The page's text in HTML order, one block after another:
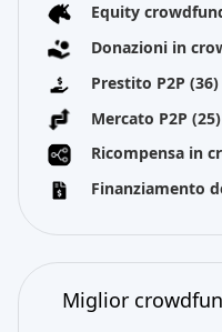
Equity
Donazioni in
Prestito P2P (36)
Mercato P2P (25)
Ricompensa in
Finanziamento
Miglior